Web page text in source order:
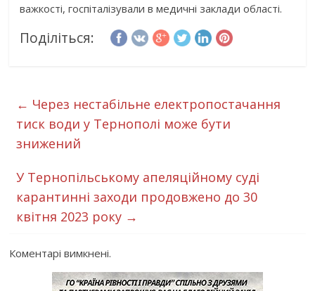
важкості, госпіталізували в медичні заклади області.
Поділіться:
← Через нестабільне електропостачання
тиск води у Тернополі може бути
знижений
У Тернопільському апеляційному суді
карантинні заходи продовжено до 30
квітня 2023 року →
Коментарі вимкнені.